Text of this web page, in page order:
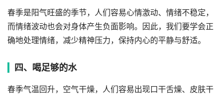
春季是阳气旺盛的季节，人们容易心情激动、情绪不稳定，
而情绪波动也会对身体产生负面影响。因此，我们要学会正
确地处理情绪，减少精神压力，保持内心的平静与舒适。
四、喝足够的水
春季气温回升，空气干燥，人们容易出现口干舌燥、皮肤干